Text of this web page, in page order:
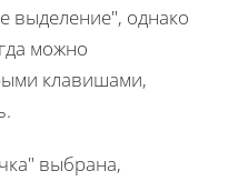
выделение", однако
можно
клавишами,
выбрана,